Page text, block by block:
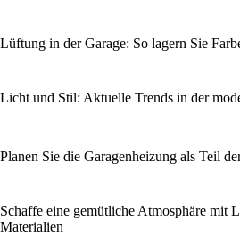
Lüftung in der Garage: So lagern Sie
Licht und Stil: Aktuelle Trends in der
Planen Sie die Garagenheizung als Teil
Schaffe eine gemütliche Atmosphäre mit
Materialien